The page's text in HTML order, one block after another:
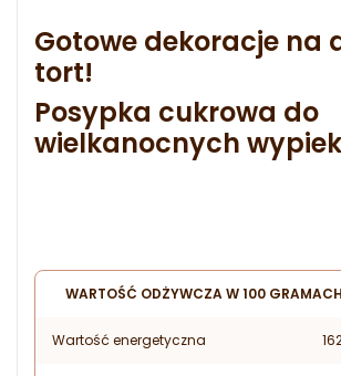
Gotowe dekoracje na
tort!
Posypka cukrowa do
wielkanocnych
WARTOŚĆ ODŻYWCZA W 100
Wartość energetyczna